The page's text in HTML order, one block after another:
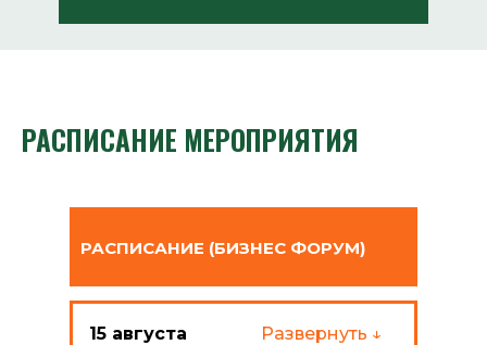
РАСПИСАНИЕ МЕРОПРИЯТИЯ
РАСПИСАНИЕ (БИЗНЕС ФОРУМ)
Развернуть ↓
15 августа